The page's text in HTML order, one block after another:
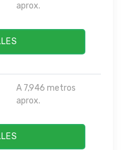
aprox.
A 7,946 metros
aprox.